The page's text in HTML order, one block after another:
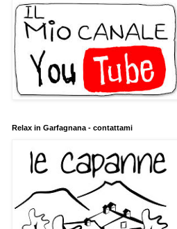
Relax in Garfagnana - contattami